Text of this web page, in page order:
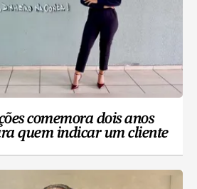
comemora dois anos
quem indicar um cliente